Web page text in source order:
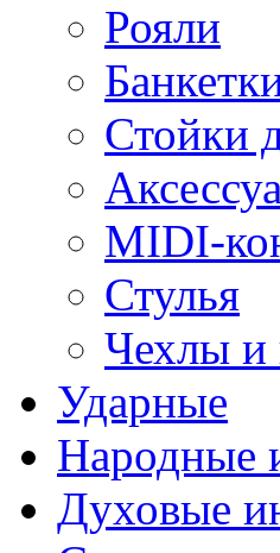
Рояли
Стойки
MIDI-
Стулья
Чехлы и
Ударные
Народные
Духовые